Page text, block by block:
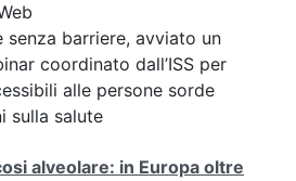
senza barriere, avviato un
coordinato dall’ISS per
alle persone sorde
sulla salute
alveolare: in Europa oltre